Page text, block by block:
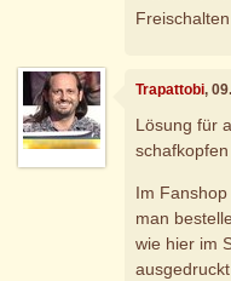
Trapattobi,
Lösung für
Im
man
wie hier im